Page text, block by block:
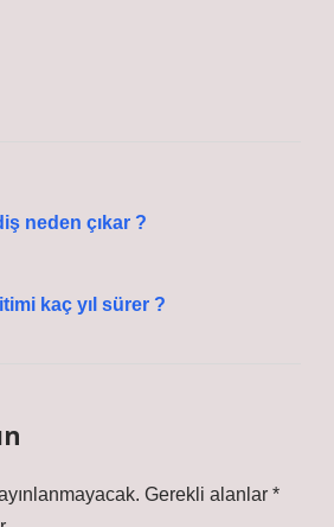
neden çıkar ?
kaç yıl sürer ?
Gerekli alanlar *